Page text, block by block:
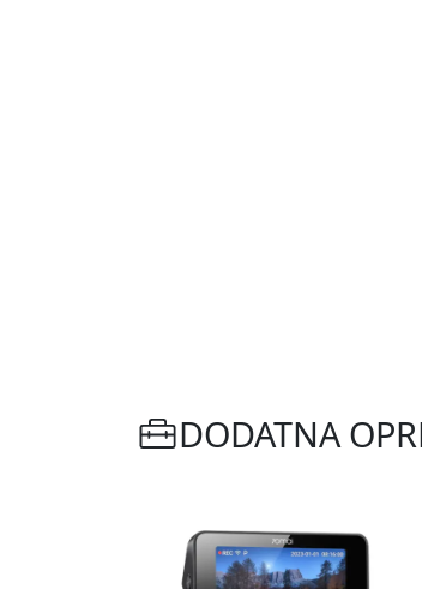
DODATNA